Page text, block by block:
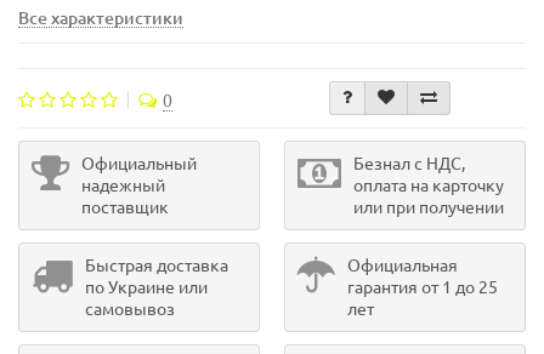
Все характеристики
0
Официальный
надежный
поставщик
Безнал с НДС,
оплата на карточку
или при получении
Быстрая доставка
по Украине или
самовывоз
Официальная
гарантия от 1 до 25
лет